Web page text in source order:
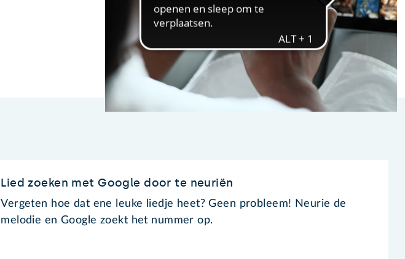
Lied zoeken met Google door te neuriën
Vergeten hoe dat ene leuke liedje heet? Geen probleem! Neurie de
melodie en Google zoekt het nummer op.